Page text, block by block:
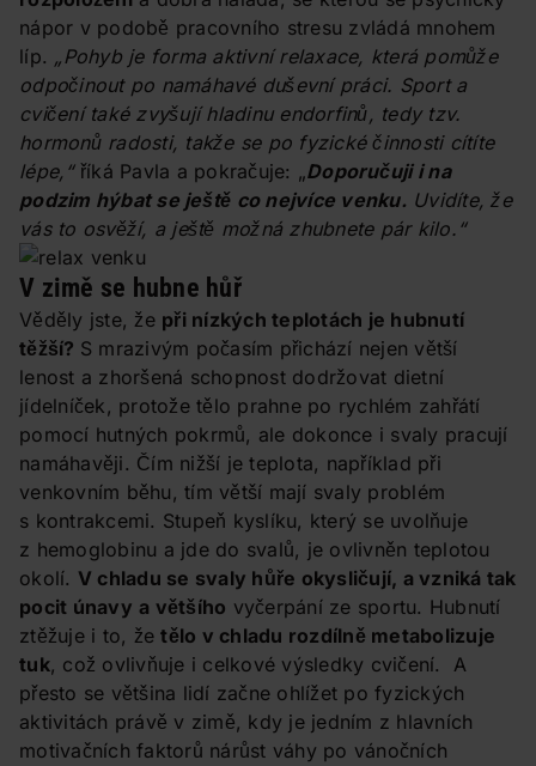
nápor v podobě pracovního stresu zvládá mnohem
líp. „Pohyb je forma aktivní relaxace, která pomůže
odpočinout po namáhavé duševní práci. Sport a
cvičení také zvyšují hladinu endorfinů, tedy tzv.
hormonů radosti, takže se po fyzické činnosti cítíte
lépe,“říká Pavla a pokračuje: „Doporučuji i na
podzim hýbat se ještě co nejvíce venku. Uvidíte, že
vás to osvěží, a ještě možná zhubnete pár kilo.“
V zimě se hubne hůř
Věděly jste, že při nízkých teplotách je hubnutí
těžší? S mrazivým počasím přichází nejen větší
lenost a zhoršená schopnost dodržovat dietní
jídelníček, protože tělo prahne po rychlém zahřátí
pomocí hutných pokrmů, ale dokonce i svaly pracují
namáhavěji. Čím nižší je teplota, například při
venkovním běhu, tím větší mají svaly problém
s kontrakcemi. Stupeň kyslíku, který se uvolňuje
z hemoglobinu a jde do svalů, je ovlivněn teplotou
okolí. V chladu se svaly hůře okysličují, a vzniká tak
pocit únavy a většího vyčerpání ze sportu. Hubnutí
ztěžuje i to, žetělo v chladu rozdílně metabolizuje
tuk, což ovlivňuje i celkové výsledky cvičení. A
přesto se většina lidí začne ohlížet po fyzických
aktivitách právě v zimě, kdy je jedním z hlavních
motivačních faktorů nárůst váhy po vánočních